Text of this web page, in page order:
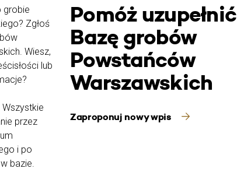
grobie
Zgłoś
Wiesz,
lub
przez
i po
bazie.
Pomóż uzupełnić
Bazę grobów
Powstańców
Warszawskich
Zaproponuj nowy wpis